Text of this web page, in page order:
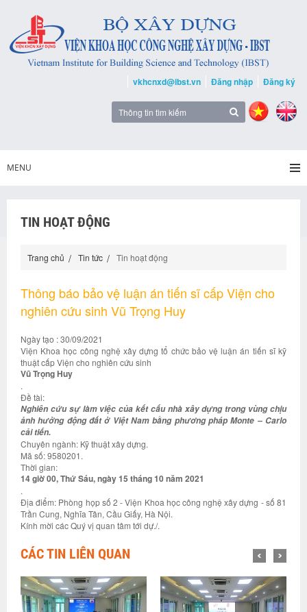
vkhcnxd@ibst.vn Đăng nhập Đăng ký
MENU
TIN HOẠT ĐỘNG
Trang chủ Tin tức Tin hoạt động
Thông báo bảo vệ luận án tiến sĩ cấp Viện cho
nghiên cứu sinh Vũ Trọng Huy
Ngày tạo : 30/09/2021
Viện Khoa học công nghệ xây dựng tổ chức bảo vệ luận án tiến sĩ kỹ
thuật cấp Viện cho nghiên cứu sinh
Vũ Trọng Huy
.
Đề tài:
Nghiên cứu sự làm việc của kết cấu nhà xây dựng trong vùng chịu
ảnh hưởng động đất ở Việt Nam bằng phương pháp Monte – Carlo
cải tiến.
Chuyên ngành: Kỹ thuật xây dựng.
Mã số: 9580201.
Thời gian:
14 giờ 00, Thứ Sáu, ngày 15 tháng 10 năm 2021
.
Địa điểm: Phòng họp số 2 - Viện Khoa học công nghệ xây dựng - số 81
Trần Cung, Nghĩa Tân, Cầu Giấy, Hà Nội.
Kính mời các Quý vị quan tâm tới dự./.
CÁC TIN LIÊN QUAN